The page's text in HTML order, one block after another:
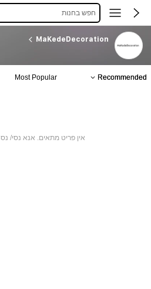
חפש בחנות
MaKedeDecoration
Recommended
Most Popular
אין פריט מתאים. אנא נסי/